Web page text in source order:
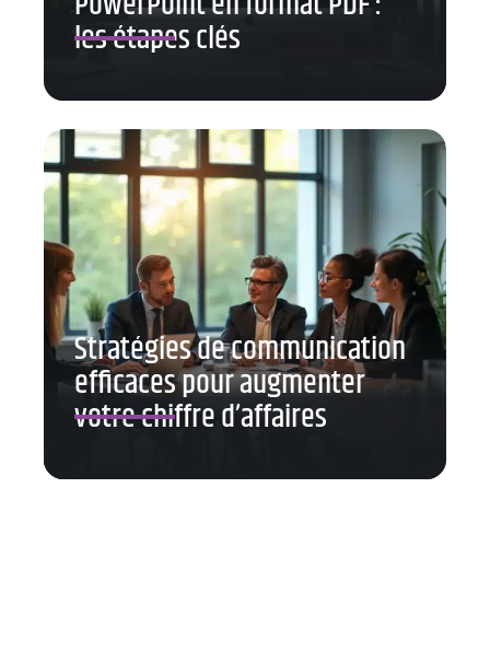
les étapes clés
Stratégies de communication
efficaces pour augmenter
votre chiffre d’affaires